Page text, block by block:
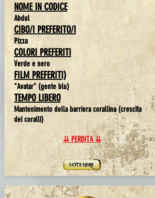
NOME IN CODICE
Abdul
CIBO/I PREFERITO/I
Pizza
COLORI PREFERITI
Verde e nero
FILM PREFERITI)
"Avatar" (gente blu)
TEMPO LIBERO
Mantenimento della barriera corallina (crescita
dei coralli)
⇊ PERDITA ⇊